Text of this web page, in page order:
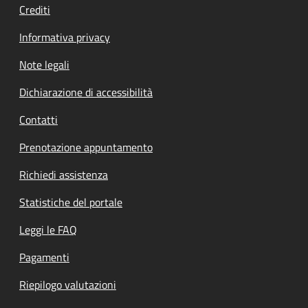
Crediti
Informativa privacy
Note legali
Dichiarazione di accessibilità
Contatti
Prenotazione appuntamento
Richiedi assistenza
Statistiche del portale
Leggi le FAQ
Pagamenti
Riepilogo valutazioni